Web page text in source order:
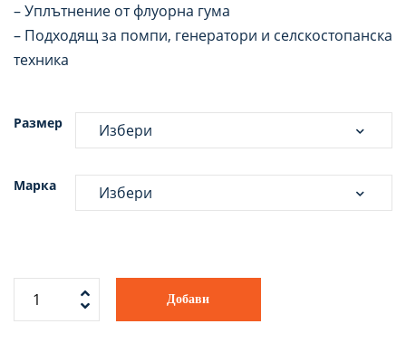
– Уплътнение от флуорна гума
– Подходящ за помпи, генератори и селскостопанска
техника
Размер
Марка
Добави